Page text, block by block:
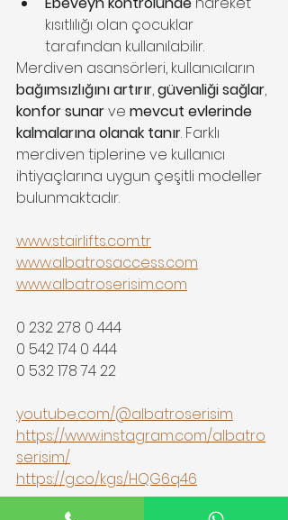
kısıtlılığı olan çocuklar
tarafından kullanılabilir.
Merdiven asansörleri, kullanıcıların
bağımsızlığını artırır, güvenliği sağlar,
konfor sunar ve mevcut evlerinde
kalmalarına olanak tanır. Farklı
merdiven tiplerine ve kullanıcı
ihtiyaçlarına uygun çeşitli modeller
bulunmaktadır.
www.stairlifts.com.tr
www.albatrosaccess.com
www.albatroserisim.com
0 232 278 0 444
0 542 174 0 444
0 532 178 74 22
youtube.com/@albatroserisim
https://www.instagram.com/albatro
serisim/
https://g.co/kgs/HQG6q46